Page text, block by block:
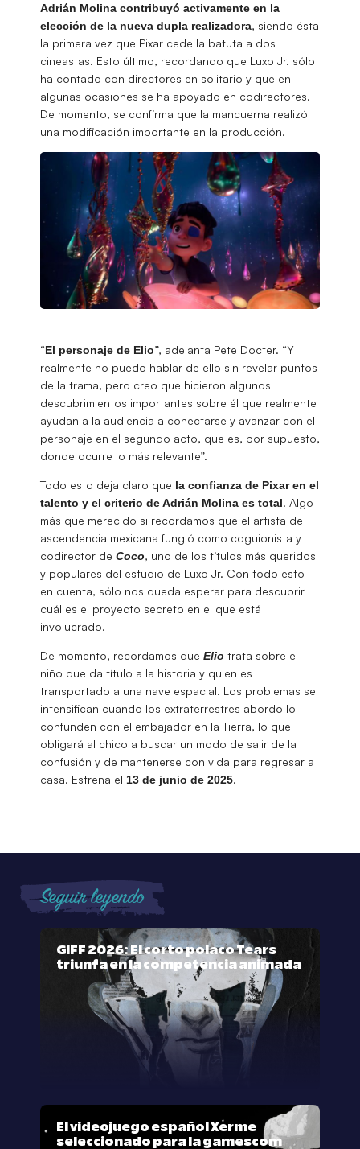
Adrián Molina contribuyó activamente en la
elección de la nueva dupla realizadora, siendo ésta
la primera vez que Pixar cede la batuta a dos
cineastas. Esto último, recordando que Luxo Jr. sólo
ha contado con directores en solitario y que en
algunas ocasiones se ha apoyado en codirectores.
De momento, se confirma que la mancuerna realizó
una modificación importante en la producción.
“El personaje de Elio”, adelanta Pete Docter. “Y
realmente no puedo hablar de ello sin revelar puntos
de la trama, pero creo que hicieron algunos
descubrimientos importantes sobre él que realmente
ayudan a la audiencia a conectarse y avanzar con el
personaje en el segundo acto, que es, por supuesto,
donde ocurre lo más relevante”.
Todo esto deja claro que la confianza de Pixar en el
talento y el criterio de Adrián Molina es total. Algo
más que merecido si recordamos que el artista de
ascendencia mexicana fungió como coguionista y
codirector de Coco, uno de los títulos más queridos
y populares del estudio de Luxo Jr. Con todo esto
en cuenta, sólo nos queda esperar para descubrir
cuál es el proyecto secreto en el que está
involucrado.
De momento, recordamos que Elio trata sobre el
niño que da título a la historia y quien es
transportado a una nave espacial. Los problemas se
intensifican cuando los extraterrestres abordo lo
confunden con el embajador en la Tierra, lo que
obligará al chico a buscar un modo de salir de la
confusión y de mantenerse con vida para regresar a
casa. Estrena el 13 de junio de 2025.
Seguir leyendo
GIFF 2026: El corto polaco Tears
triunfa en la competencia animada
El videojuego español Xerme
seleccionado para la gamescom